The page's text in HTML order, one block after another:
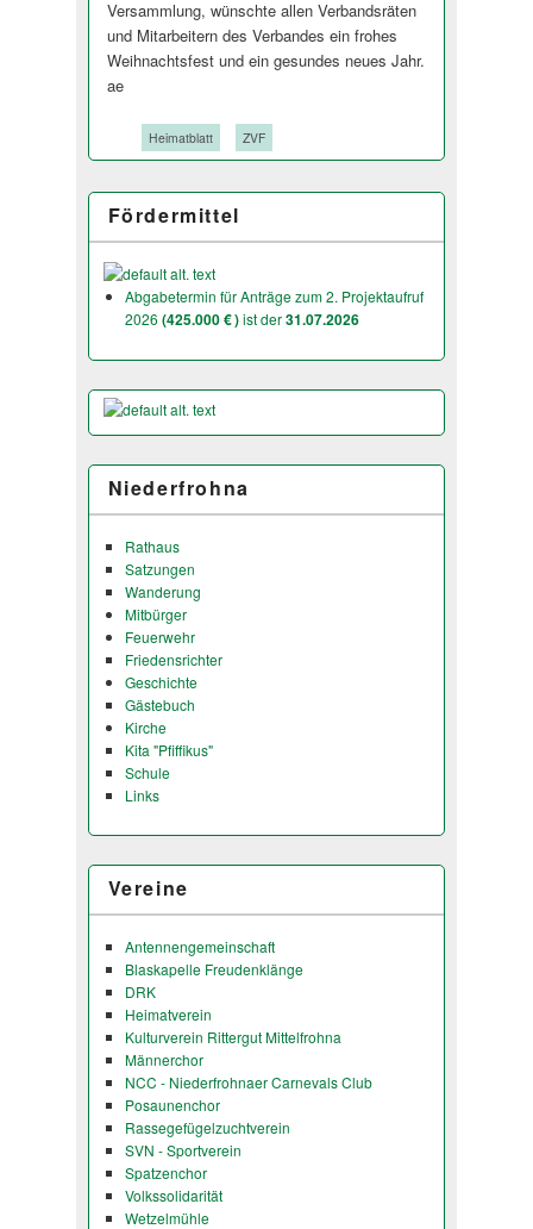
Versammlung, wünschte allen Verbandsräten
und Mitarbeitern des Verbandes ein frohes
Weihnachtsfest und ein gesundes neues Jahr.
ae
Heimatblatt ZVF
Fördermittel
Abgabetermin für Anträge zum 2. Projektaufruf
2026 (425.000 € )ist der31.07.2026
Niederfrohna
Rathaus
Satzungen
Wanderung
Mitbürger
Feuerwehr
Friedensrichter
Geschichte
Gästebuch
Kirche
Kita "Pfiffikus"
Schule
Links
Vereine
Antennengemeinschaft
Blaskapelle Freudenklänge
DRK
Heimatverein
Kulturverein Rittergut Mittelfrohna
Männerchor
NCC - Niederfrohnaer Carnevals Club
Posaunenchor
Rassegefügelzuchtverein
SVN - Sportverein
Spatzenchor
Volkssolidarität
Wetzelmühle